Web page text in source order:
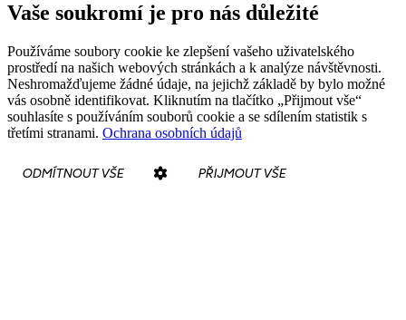
Vaše soukromí je pro nás důležité
Používáme soubory cookie ke zlepšení vašeho uživatelského
prostředí na našich webových stránkách a k analýze návštěvnosti.
Neshromažďujeme žádné údaje, na jejichž základě by bylo možné
vás osobně identifikovat. Kliknutím na tlačítko „Přijmout vše“
souhlasíte s používáním souborů cookie a se sdílením statistik s
třetími stranami. Ochrana osobních údajů
ODMÍTNOUT VŠE PŘIJMOUT VŠE